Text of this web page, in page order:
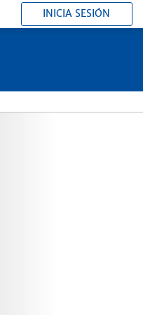
INICIA SESIÓN